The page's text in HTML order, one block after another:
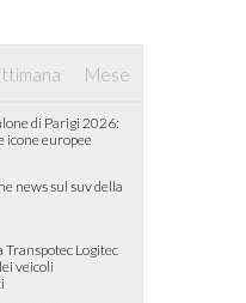
Mese
di Parigi 2026:
icone europee
news sul suv della
Transpotec Logitec
veicoli